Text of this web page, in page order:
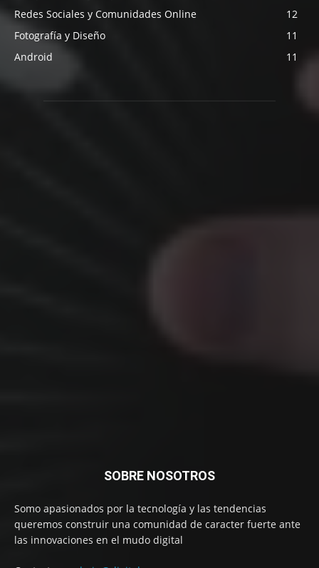
Redes Sociales y Comunidades Online
12
Fotografía y Diseño
11
Android
11
SOBRE NOSOTROS
Somo apasionados por la tecnología y las tendencias
queremos construir una comunidad de caracter fuerte ante
las innovaciones en el mudo digital